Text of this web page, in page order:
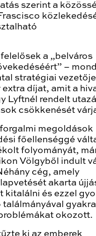
szerint a
a „belváros
–
stratégiai
díjat, amit a
Lyftnél rendelt
csökkenését
megoldások
főellenséggé
folyományát,
Völgyből indult
cég, amely
akarta
kitalálni és ezzel
okozott.
ki az emberek